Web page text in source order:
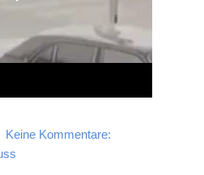
Keine Kommentare: